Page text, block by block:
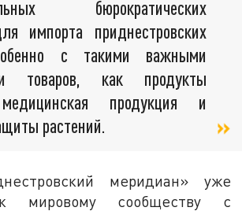
бюрократических
импорта приднестровских
с такими важными
товаров, как продукты
продукция и
растений.
меридиан» уже
мировому сообществу с